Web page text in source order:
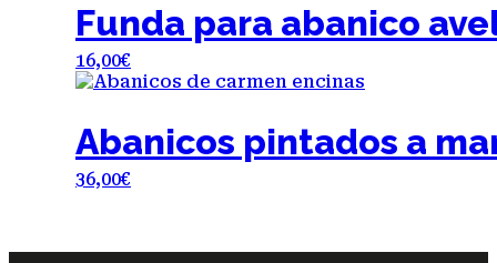
Funda para abanico
16,00€
Abanicos pintados a
36,00€